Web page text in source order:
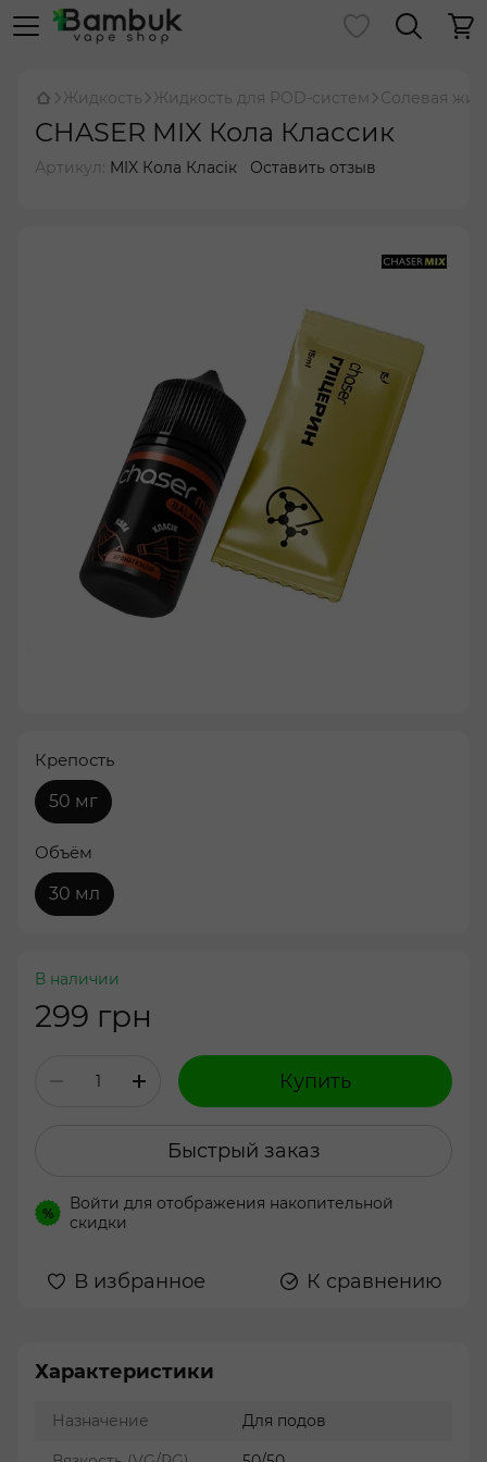
Жидкость Жидкость для POD-систем Солевая
CHASER MIX Кола Классик
Артикул: MIX Кола Класік Оставить отзыв
Крепость
50 мг
Объём
30 мл
В наличии
299 грн
Купить
Быстрый заказ
% Войти для отображения накопительной
скидки
В избранное К сравнению
Характеристики
Назначение Для подов